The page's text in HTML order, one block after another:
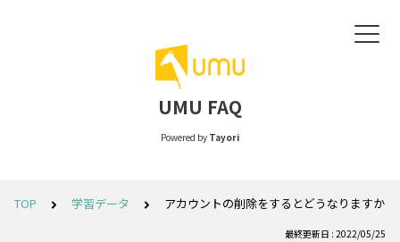
UMU FAQ
Powered by Tayori
TOP 学習データ アカウントの削除をするとどうなりますか？
最終更新日 : 2022/05/25